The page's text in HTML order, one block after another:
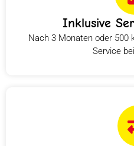
Inklusive
Nach 3 Monaten oder 500
Service